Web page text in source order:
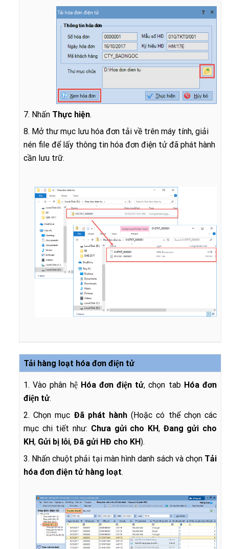
7. Nhấn Thực hiện.
8. Mở thư mục lưu hóa đơn tải về trên máy tính, giải
nén file để lấy thông tin hóa đơn điện tử đã phát hành
cần lưu trữ.
Tải hàng loạt hóa đơn điện tử
1. Vào phân hệ Hóa đơn điện tử, chọn tab Hóa đơn
điện tử.
2. Chọn mục Đã phát hành (Hoặc có thể chọn các
mục chi tiết như: Chưa gửi cho KH, Đang gửi cho
KH, Gửi bị lỗi, Đã gửi HĐ cho KH).
3. Nhấn chuột phải tại màn hình danh sách và chọn Tải
hóa đơn điện tử hàng loạt.